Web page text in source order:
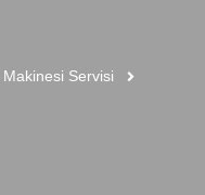
Makinesi Servisi